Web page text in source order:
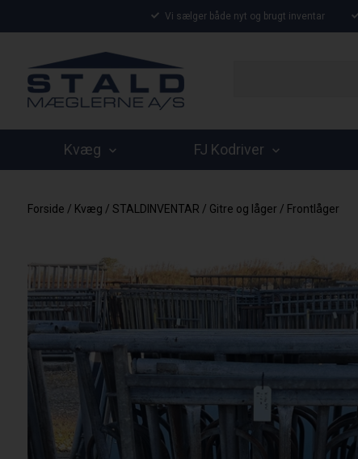
Vi sælger både nyt og brugt inventar
Kvæg FJ Kodriver
Forside / Kvæg / STALDINVENTAR / Gitre og låger / Frontlåger